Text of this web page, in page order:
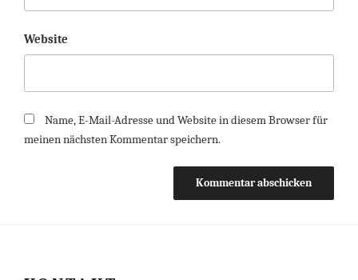
Website
Name, E-Mail-Adresse und Website in diesem Browser für
meinen nächsten Kommentar speichern.